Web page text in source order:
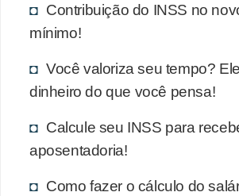
Contribuição do INSS no
mínimo!
Você valoriza seu tempo?
dinheiro do que você pensa!
Calcule seu INSS para
aposentadoria!
Como fazer o cálculo do